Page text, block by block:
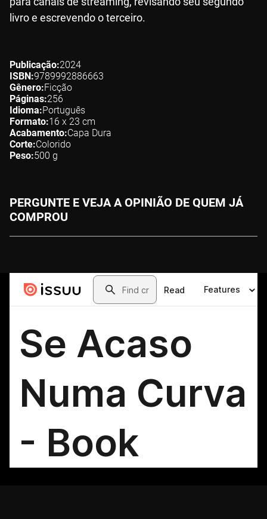
livro e escrevendo o terceiro.
Publicação 2024
ISBN 9789992886663
Gênero Ficção
Páginas 256
Idioma Português
Formato 16 x 23 cm
Acabamento Capa Dura
Corte Colorido
Peso 500 g
PERGUNTE E VEJA A OPINIÃO DE QUEM JÁ
COMPROU